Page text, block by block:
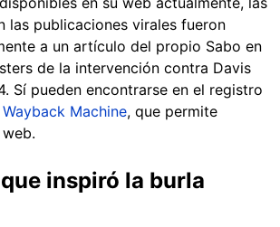
las publicaciones virales fueron
a un artículo del propio Sabo en
de la intervención contra Davis
Sí pueden encontrarse en el registro
Wayback Machine, que permite
inspiró la burla